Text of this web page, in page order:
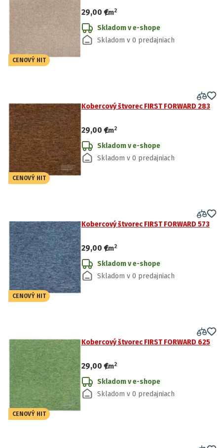
CENOVÝ HIT
29,00 €
/m2
Skladom v e-shope
Skladom v 0 predajniach
CENOVÝ HIT
Kobercový štvorec FIRST FORWARD 283
29,00 €
/m2
Skladom v e-shope
Skladom v 0 predajniach
CENOVÝ HIT
Kobercový štvorec FIRST FORWARD 573
29,00 €
/m2
Skladom v e-shope
Skladom v 0 predajniach
CENOVÝ HIT
Kobercový štvorec FIRST FORWARD 625
29,00 €
/m2
Skladom v e-shope
Skladom v 0 predajniach